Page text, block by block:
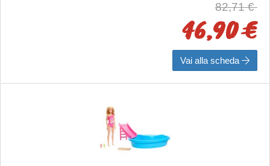
82,71 €
46,90 €
Vai alla scheda